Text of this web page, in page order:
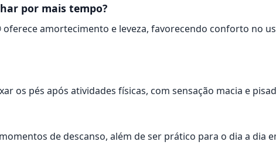
por mais tempo?
oferece amortecimento e leveza, favorecendo conforto no
os pés após atividades físicas, com sensação macia e
de descanso, além de ser prático para o dia a dia